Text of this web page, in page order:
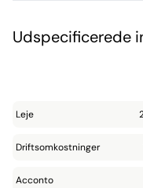
Udspecificerede
Leje
Driftsomkostninger
Acconto